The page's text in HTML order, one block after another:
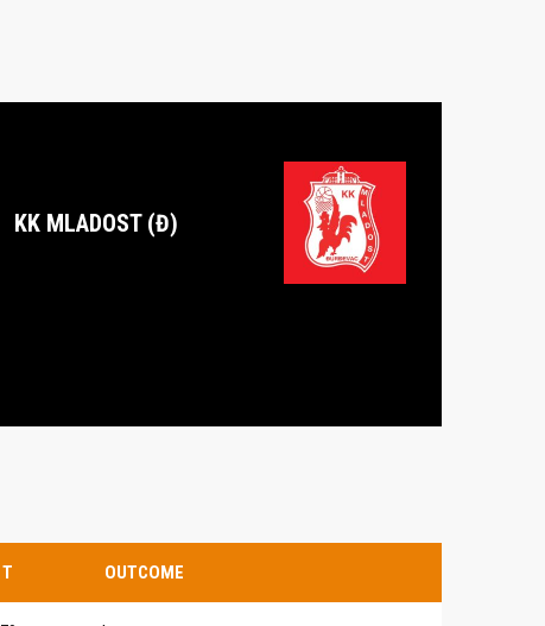
KK MLADOST (Đ)
T OUTCOME